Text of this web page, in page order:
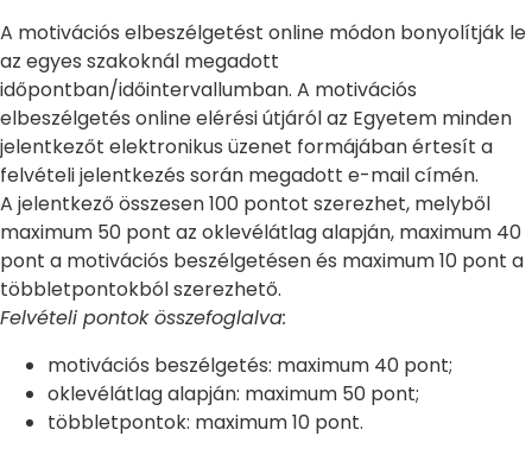
A motivációs elbeszélgetést online módon bonyolítják le
az egyes szakoknál megadott
időpontban/időintervallumban. A motivációs
elbeszélgetés online elérési útjáról az Egyetem minden
jelentkezőt elektronikus üzenet formájában értesít a
felvételi jelentkezés során megadott e-mail címén.
A jelentkező összesen 100 pontot szerezhet, melyből
maximum 50 pont az oklevélátlag alapján, maximum 40
pont a motivációs beszélgetésen és maximum 10 pont a
többletpontokból szerezhető.
Felvételi pontok összefoglalva:
motivációs beszélgetés: maximum 40 pont;
oklevélátlag alapján: maximum 50 pont;
többletpontok: maximum 10 pont.